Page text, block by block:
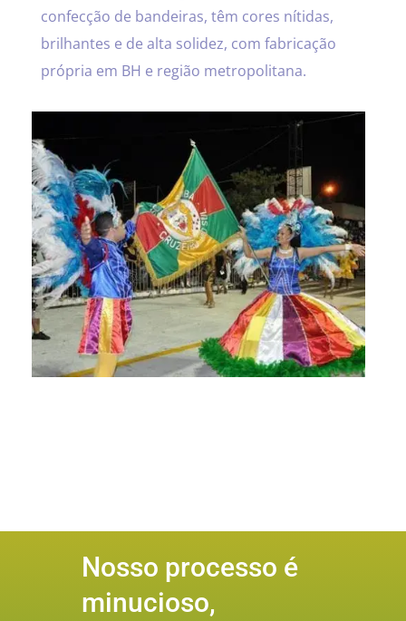
confecção de bandeiras, têm cores nítidas,
brilhantes e de alta solidez, com fabricação
própria em BH e região metropolitana.
Nosso processo é
minucioso,